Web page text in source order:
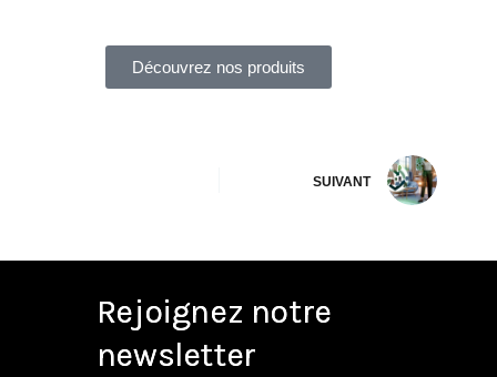
Découvrez nos produits
SUIVANT
Rejoignez notre
newsletter